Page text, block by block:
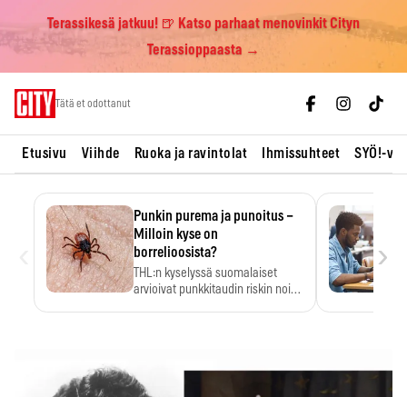
Terassikesä jatkuu! 🍺 Katso parhaat menovinkit Cityn
Terassioppaasta →
Tätä et odottanut
Etusivu Viihde Ruoka ja ravintolat Ihmissuhteet SYÖ!-
Punkin purema ja punoitus –
Milloin kyse on
borrelioosista?
THL:n kyselyssä suomalaiset
arvioivat punkkitaudin riskin noin
›